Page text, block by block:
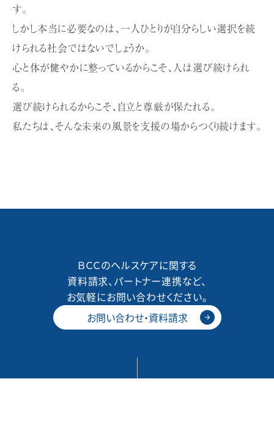
す。
しかし本当に必要なのは、 一人ひとりが自分らしい選択を続
けられる社会ではないでしょうか。
心と体が健やかに整っているからこそ、人は選び続けられ
る。
選び続けられるからこそ、自立と尊厳が保たれる。
私たちは、そんな未来の風景を支援の場からつくり続けます。
ＢＣＣのヘルスケアに関する
資料請求、パートナー連携など、
お気軽にお問い合わせください。
お問い合わせ・資料請求